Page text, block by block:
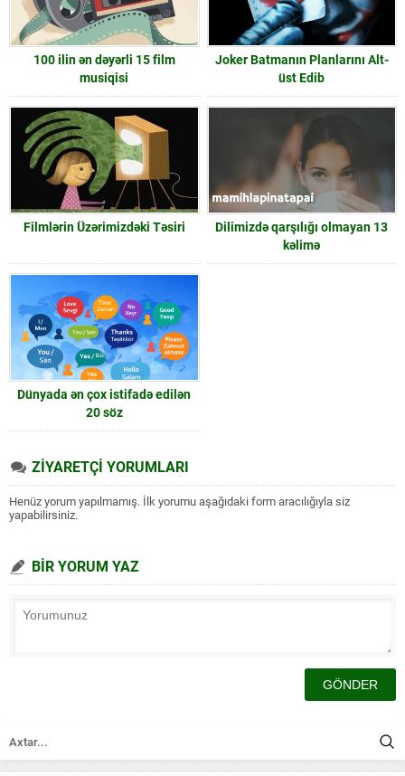
100 ilin ən dəyərli 15 film
musiqisi
Joker Batmanın Planlarını Alt-
üst Edib
Filmlərin Üzərimizdəki Təsiri
Dilimizdə qarşılığı olmayan 13
kəlimə
Dünyada ən çox istifadə edilən
20 söz
ZİYARETÇİ YORUMLARI
Henüz yorum yapılmamış. İlk yorumu aşağıdaki form aracılığıyla siz
yapabilirsiniz.
BİR YORUM YAZ